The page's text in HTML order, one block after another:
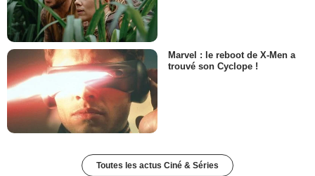
Marvel : le reboot de X-Men a
trouvé son Cyclope !
Toutes les actus Ciné & Séries